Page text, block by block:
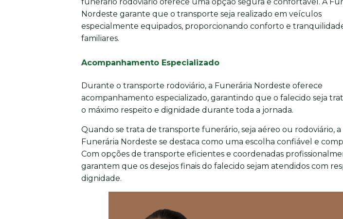
Nordeste garante que o transporte seja realizado em veículos
especialmente equipados, proporcionando conforto e
familiares.
Acompanhamento Especializado
Durante o transporte rodoviário, a Funerária Nordeste oferece
acompanhamento especializado, garantindo que o falecido seja
o máximo respeito e dignidade durante toda a jornada.
Quando se trata de transporte funerário, seja aéreo ou rodoviário, a
Funerária Nordeste se destaca como uma escolha confiável e
Com opções de transporte eficientes e coordenadas
garantem que os desejos finais do falecido sejam atendidos com
dignidade.